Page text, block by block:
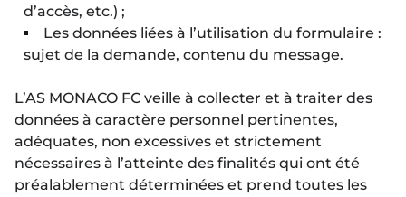
d’accès, etc.) ;
Les données liées à l’utilisation du formulaire :
sujet de la demande, contenu du message.
L’AS MONACO FC veille à collecter et à traiter des
données à caractère personnel pertinentes,
adéquates, non excessives et strictement
nécessaires à l’atteinte des finalités qui ont été
préalablement déterminées et prend toutes les